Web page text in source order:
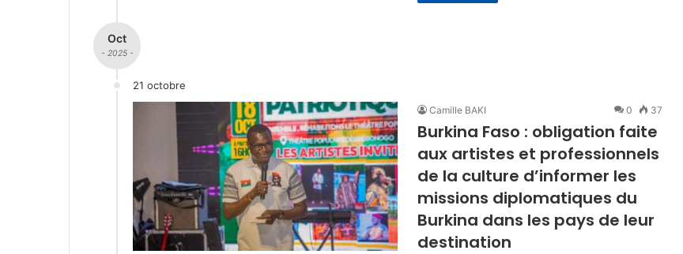
Oct
- 2025 -
21 octobre
Camille BAKI 0 37
Burkina Faso : obligation faite
aux artistes et professionnels
de la culture d’informer les
missions diplomatiques du
Burkina dans les pays de leur
destination